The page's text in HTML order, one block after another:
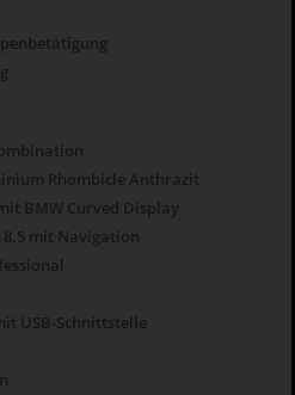
Rhombicle Anthrazit
BMW Curved Display
8.5 mit Navigation
USB-Schnittstelle